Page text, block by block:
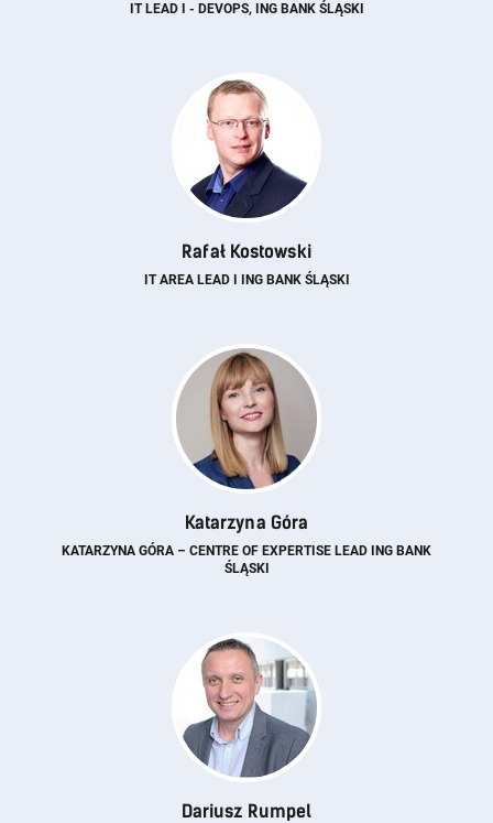
IT LEAD I - DEVOPS, ING BANK ŚLĄSKI
Rafał Kostowski
IT AREA LEAD I ING BANK ŚLĄSKI
Katarzyna Góra
KATARZYNA GÓRA – CENTRE OF EXPERTISE LEAD ING BANK
ŚLĄSKI
Dariusz Rumpel